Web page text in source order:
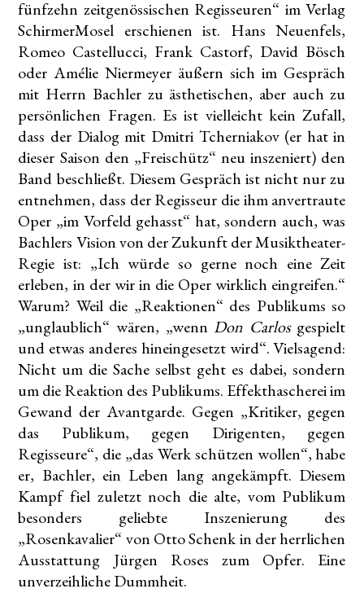
fünfzehn zeitgenössischen Regisseuren“ im Verlag
SchirmerMosel erschienen ist. Hans Neuenfels,
Romeo Castellucci, Frank Castorf, David Bösch
oder Amélie Niermeyer äußern sich im Gespräch
mit Herrn Bachler zu ästhetischen, aber auch zu
persönlichen Fragen. Es ist vielleicht kein Zufall,
dass der Dialog mit Dmitri Tcherniakov (er hat in
dieser Saison den „Freischütz“ neu inszeniert) den
Band beschließt. Diesem Gespräch ist nicht nur zu
entnehmen, dass der Regisseur die ihm anvertraute
Oper „im Vorfeld gehasst“ hat, sondern auch, was
Bachlers Vision von der Zukunft der Musiktheater-
Regie ist: „Ich würde so gerne noch eine Zeit
erleben, in der wir in die Oper wirklich eingreifen.“
Warum? Weil die „Reaktionen“ des Publikums so
„unglaublich“ wären, „wennDon Carlosgespielt
und etwas anderes hineingesetzt wird“. Vielsagend:
Nicht um die Sache selbst geht es dabei, sondern
um die Reaktion des Publikums. Effekthascherei im
Gewand der Avantgarde. Gegen „Kritiker, gegen
das Publikum, gegen Dirigenten, gegen
Regisseure“, die „das Werk schützen wollen“, habe
er, Bachler, ein Leben lang angekämpft. Diesem
Kampf fiel zuletzt noch die alte, vom Publikum
besonders geliebte Inszenierung des
„Rosenkavalier“ von Otto Schenk in der herrlichen
Ausstattung Jürgen Roses zum Opfer. Eine
unverzeihliche Dummheit.